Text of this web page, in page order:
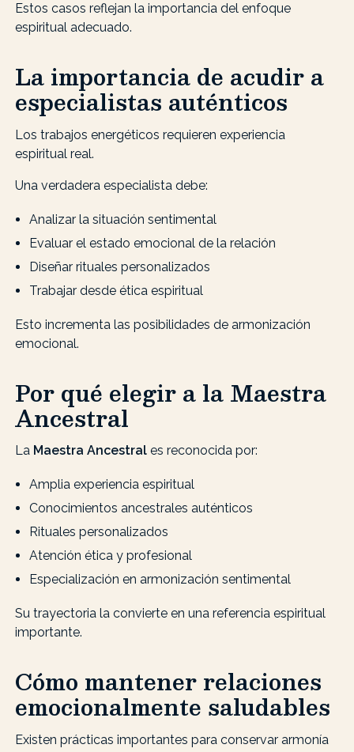
Estos casos reflejan la importancia del enfoque
espiritual adecuado.
La importancia de acudir a
especialistas auténticos
Los trabajos energéticos requieren experiencia
espiritual real.
Una verdadera especialista debe:
Analizar la situación sentimental
Evaluar el estado emocional de la relación
Diseñar rituales personalizados
Trabajar desde ética espiritual
Esto incrementa las posibilidades de armonización
emocional.
Por qué elegir a la Maestra
Ancestral
La Maestra Ancestral es reconocida por:
Amplia experiencia espiritual
Conocimientos ancestrales auténticos
Rituales personalizados
Atención ética y profesional
Especialización en armonización sentimental
Su trayectoria la convierte en una referencia espiritual
importante.
Cómo mantener relaciones
emocionalmente saludables
Existen prácticas importantes para conservar armonía